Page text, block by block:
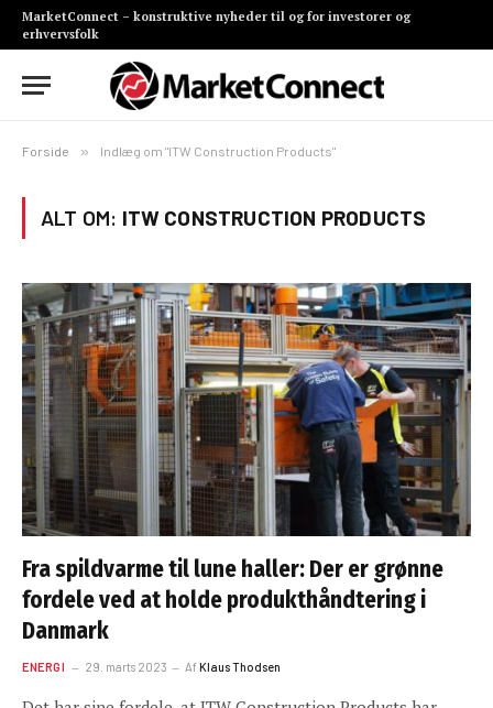
MarketConnect – konstruktive nyheder til og for investorer og
erhvervsfolk
Forside » Indlæg om "ITW Construction Products"
ALT OM: ITW CONSTRUCTION PRODUCTS
Fra spildvarme til lune haller: Der er grønne
fordele ved at holde produkthåndtering i
Danmark
ENERGI 29. marts 2023 AfKlaus Thodsen